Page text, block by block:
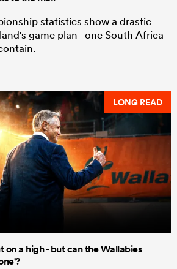
statistics show a drastic
game plan - one South Africa
LONG READ
on a high - but can the Wallabies